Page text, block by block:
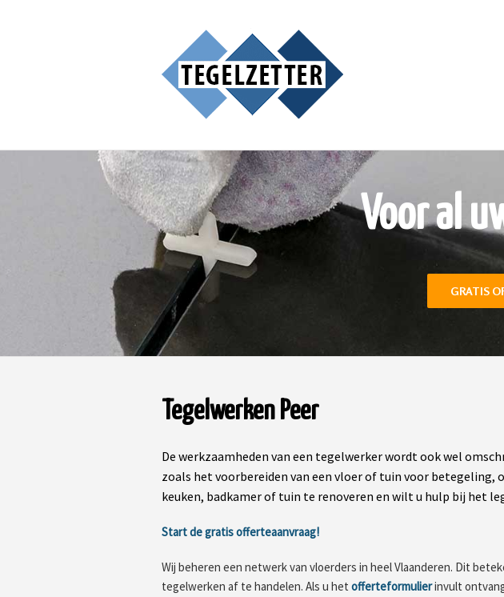
Voor al
GRATIS
Tegelwerken Peer
De werkzaamheden van een tegelwerker wordt ook wel
zoals het voorbereiden van een vloer of tuin voor betegeling,
keuken, badkamer of tuin te renoveren en wilt u hulp bij het
Start de gratis offerteaanvraag!
Wij beheren een netwerk van vloerders in heel Vlaanderen. Dit
tegelwerken af te handelen. Als u het offerteformulierinvult